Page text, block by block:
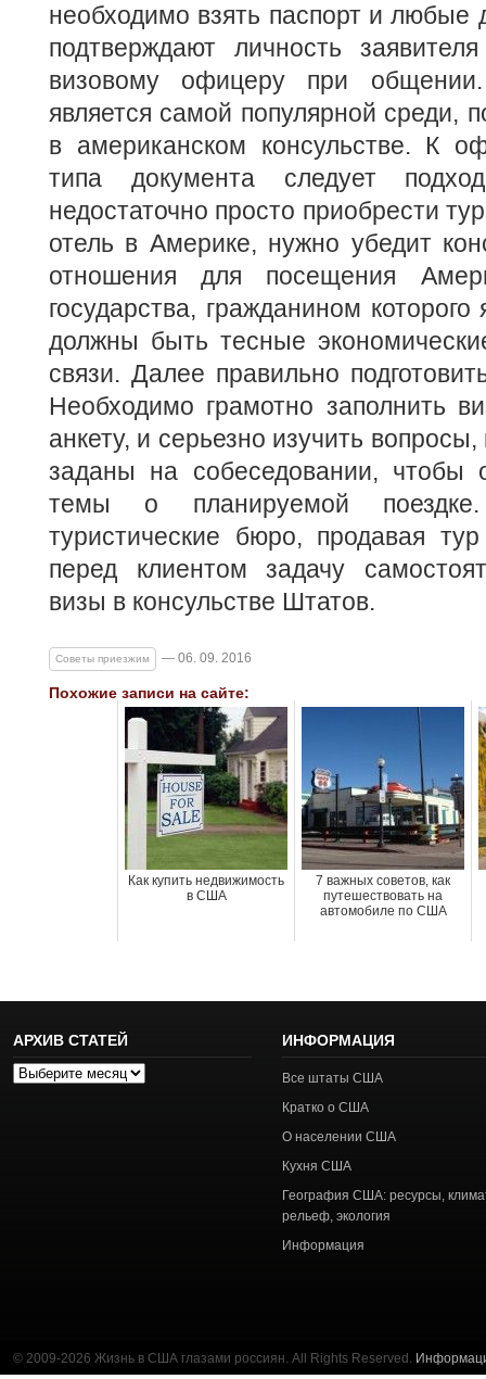
необходимо взять паспорт и любые
подтверждают личность
визовому офицеру при
является самой популярной среди,
в американском консульстве. К
типа документа следует
недостаточно просто приобрести
отель в Америке, нужно убедит
отношения для посещения
государства, гражданином которого
должны быть тесные
связи. Далее правильно
Необходимо грамотно заполнить
анкету, и серьезно изучить
заданы на собеседовании, чтобы
темы о планируемой
туристические бюро, продавая
перед клиентом задачу
визы в консульстве Штатов.
Советы приезжим — 06. 09. 2016
Похожие записи на сайте:
Как купить недвижимость
в США
7 важных советов, как
путешествовать на
автомобиле по США
АРХИВ СТАТЕЙ
Архив
ИНФОРМАЦИЯ
Все штаты США
Кратко о США
О населении США
Кухня США
География США: ресурсы,
рельеф, экология
Информация
© 2009-2026 Жизнь в США глазами россиян. All Rights Reserved.